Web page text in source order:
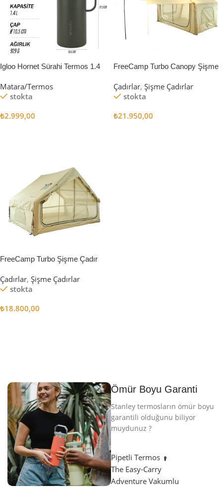
Igloo Hornet Sürahi Termos 1.4
Matara/Termos
stokta
₺2.999,00
FreeCamp Turbo Canopy Şişme
Çadırlar, Şişme Çadırlar
stokta
₺21.950,00
FreeCamp Turbo Şişme Çadır
Çadırlar, Şişme Çadırlar
stokta
₺18.800,00
Ömür Boyu Garanti
Stanley termosların ömür boyu
garantili olduğunu biliyor
muydunuz ?
Pipetli Termos
The Easy-Carry
Adventure Vakumlu